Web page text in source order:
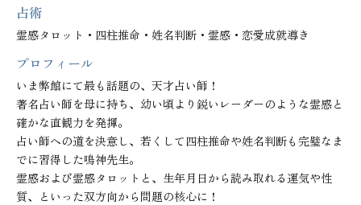
占術
霊感タロット・四柱推命・姓名判断・霊感・恋愛成就導き
プロフィール
いま弊館にて最も話題の、天才占い師！
著名占い師を母に持ち、幼い頃より鋭いレーダーのような霊感と
確かな直観力を発揮。
占い師への道を決意し、若くして四柱推命や姓名判断も完璧なま
でに習得した鳴神先生。
霊感および霊感タロットと、生年月日から読み取れる運気や性
質、といった双方向から問題の核心に！